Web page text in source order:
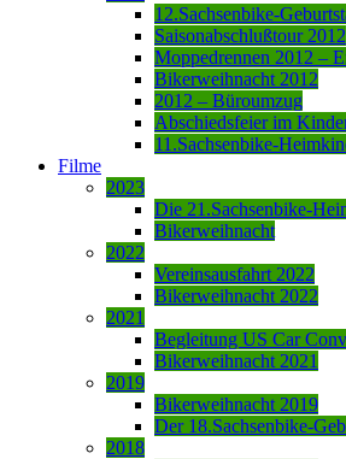
12.Sachsenbike-
Saisonabschlußtour 2012
Moppedrennen 2012 –
Bikerweihnacht 2012
2012 – Büroumzug
Abschiedsfeier im
11.Sachsenbike-
Filme
2023
Die 21.Sachsenbike-
Bikerweihnacht
2022
Vereinsausfahrt 2022
Bikerweihnacht 2022
2021
Begleitung US Car
Bikerweihnacht 2021
2019
Bikerweihnacht 2019
Der 18.Sachsenbike-
2018